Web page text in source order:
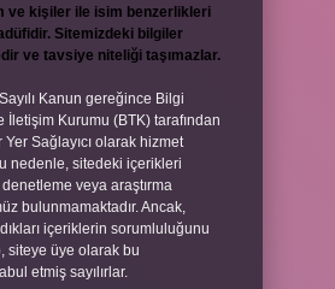
ve kişiler ile isim benzerlikleri
Sitemizdeki bilgiler
ve tavsiye niteliği taşımazlar.
Kanun gereğince Bilgi
İletişim Kurumu (BTK) tarafından
Yer Sağlayıcı olarak hizmet
nedenle, sitedeki içerikleri
veya araştırma
bulunmamaktadır. Ancak,
içeriklerin sorumluluğunu
siteye üye olarak bu
etmiş sayılırlar.